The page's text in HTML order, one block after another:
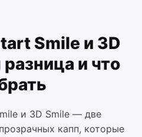
Smile и 3D
разница и что
и 3D Smile — две
капп, которые